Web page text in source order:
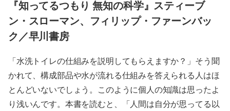
『知ってるつもり 無知の科学』スティーブ
ン・スローマン、フィリップ・ファーンバッ
ク／早川書房
「水洗トイレの仕組みを説明してもらえますか？」そう聞
かれて、構成部品や水が流れる仕組みを答えられる人はほ
とんどいないでしょう。このように個人の知識は思ったよ
り浅いんです。本書を読むと、「人間は自分が思ってる以